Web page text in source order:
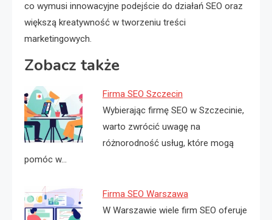
co wymusi innowacyjne podejście do działań SEO oraz
większą kreatywność w tworzeniu treści
marketingowych.
Zobacz także
Firma SEO Szczecin
Wybierając firmę SEO w Szczecinie,
warto zwrócić uwagę na
różnorodność usług, które mogą
pomóc w…
Firma SEO Warszawa
W Warszawie wiele firm SEO oferuje